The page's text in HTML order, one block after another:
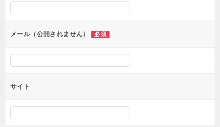
メール（公開されません） 必須
サイト